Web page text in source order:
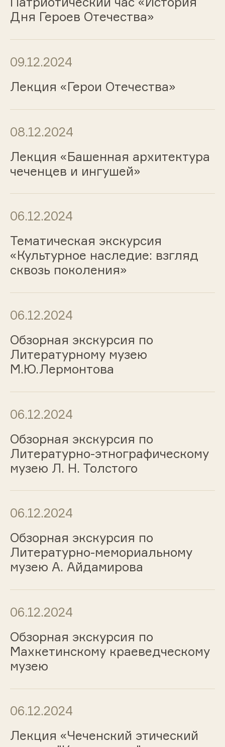
Дня Героев Отечества»
09.12.2024
Лекция «Герои Отечества»
08.12.2024
Лекция «Башенная архитектура
чеченцев и ингушей»
06.12.2024
Тематическая экскурсия
«Культурное наследие: взгляд
сквозь поколения»
06.12.2024
Обзорная экскурсия по
Литературному музею
М.Ю.Лермонтова
06.12.2024
Обзорная экскурсия по
Литературно-этнографическому
музею Л. Н. Толстого
06.12.2024
Обзорная экскурсия по
Литературно-мемориальному
музею А. Айдамирова
06.12.2024
Обзорная экскурсия по
Махкетинскому краеведческому
музею
06.12.2024
Лекция «Чеченский этический